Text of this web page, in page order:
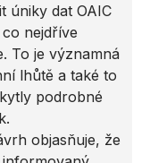
úniky dat OAIC
nejdříve
To je významná
lhůtě a také to
podrobné
objasňuje, že